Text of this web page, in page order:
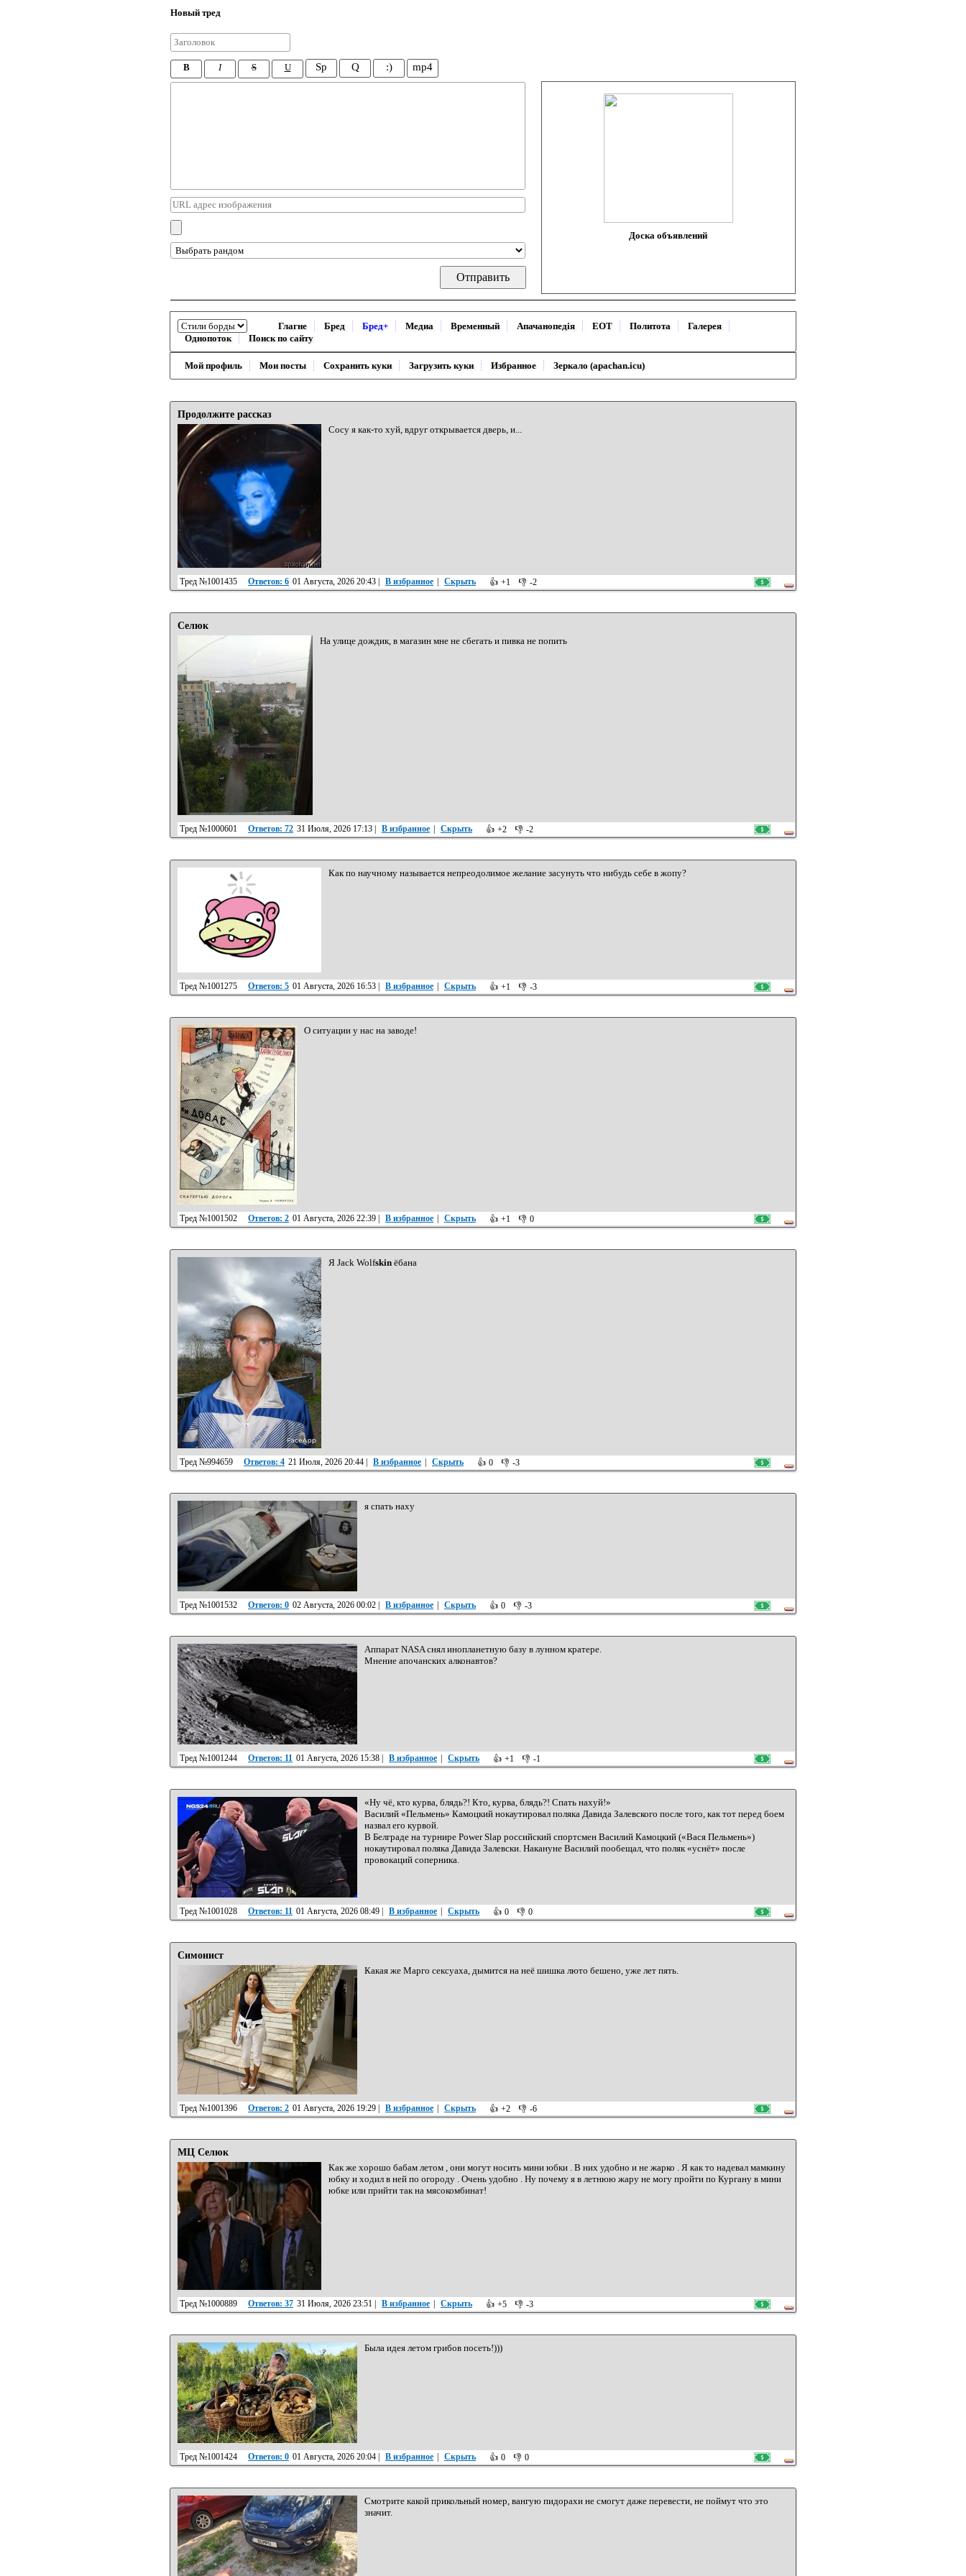
Новый тред
B I S U Sp Q :) mp4
Доска объявлений
Глагне Бред Бред+ Медиа Временный Апачанопедiя ЕОТ Политота
Галерея
Однопоток
Поиск по сайту
Мой профиль Мои посты Сохранить куки Загрузить куки Избранное Зеркало (apachan.icu)
Продолжите рассказ
Сосу я как-то хуй, вдруг открывается дверь, и...
Тред №1001435 Ответов: 6 01 Августа, 2026 20:43 В избранное Скрыть 👍 +1 👎 -2
Селюк
На улице дождик, в магазин мне не сбегать и пивка не попить
Тред №1000601 Ответов: 72 31 Июля, 2026 17:13 В избранное Скрыть 👍 +2 👎 -2
Как по научному называется непреодолимое желание засунуть что нибудь себе в жопу?
Тред №1001275 Ответов: 5 01 Августа, 2026 16:53 | В избранное | Скрыть 👍 +1 👎 -3
О ситуации у нас на заводе!
Тред №1001502 Ответов: 2 01 Августа, 2026 22:39 | В избранное | Скрыть 👍 +1 👎 0
Я Jack Wolfskin ёбана
Тред №994659 Ответов: 4 21 Июля, 2026 20:44 В избранное Скрыть 👍 0 👎 -3
я спать наху
Тред №1001532 Ответов: 0 02 Августа, 2026 00:02 В избранное Скрыть 👍 0 👎 -3
Аппарат NASA снял инопланетную базу в лунном кратере.
Мнение апочанских алконавтов?
Тред №1001244 Ответов: 11 01 Августа, 2026 15:38 В избранное Скрыть 👍 +1 👎 -1
«Ну чё, кто курва, блядь?! Кто, курва, блядь?! Спать нахуй!»
Василий «Пельмень» Камоцкий нокаутировал поляка Давида Залевского после того, как тот перед боем
назвал его курвой.
В Белграде на турнире Power Slap российский спортсмен Василий Камоцкий («Вася Пельмень»)
нокаутировал поляка Давида Залевски. Накануне Василий пообещал, что поляк «уснёт» после
провокаций соперника.
Тред №1001028 Ответов: 11 01 Августа, 2026 08:49 В избранное Скрыть 👍 0 👎 0
Симонист
Какая же Марго сексуаха, дымится на неё шишка люто бешено, уже лет пять.
Тред №1001396 Ответов: 2 01 Августа, 2026 19:29 В избранное Скрыть 👍 +2 👎 -6
МЦ Селюк
Как же хорошо бабам летом , они могут носить мини юбки . В них удобно и не жарко . Я как то надевал мамкину
юбку и ходил в ней по огороду . Очень удобно . Ну почему я в летнюю жару не могу пройти по Кургану в мини
юбке или прийти так на мясокомбинат!
Тред №1000889 Ответов: 37 31 Июля, 2026 23:51 В избранное Скрыть 👍 +5 👎 -3
Была идея летом грибов посеть!)))
Тред №1001424 Ответов: 0 01 Августа, 2026 20:04 В избранное Скрыть 👍 0 👎 0
Смотрите какой прикольный номер, вангую пидорахи не смогут даже перевести, не поймут что это
значит.